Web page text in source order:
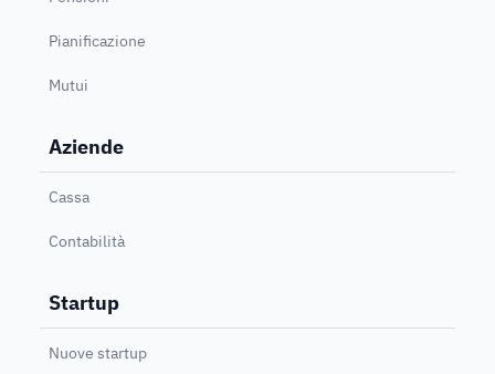
Pianificazione
Mutui
Aziende
Cassa
Contabilità
Startup
Nuove startup